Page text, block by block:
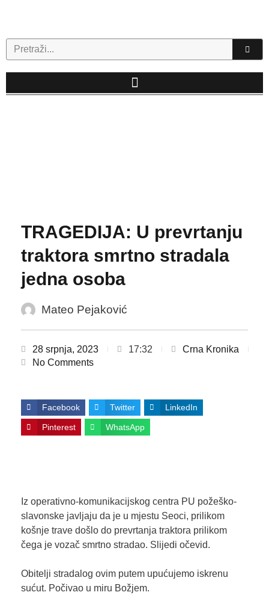
Search
TRAGEDIJA: U prevrtanju
traktora smrtno stradala
jedna osoba
Mateo Pejaković
28 srpnja, 2023 17:32
Crna Kronika
No Comments
Facebook Twitter LinkedIn
Pinterest WhatsApp
Iz operativno-komunikacijskog centra PU požeško-
slavonske javljaju da je u mjestu Seoci, prilikom
košnje trave došlo do prevrtanja traktora prilikom
čega je vozač smrtno stradao. Slijedi očevid.
Obitelji stradalog ovim putem upućujemo iskrenu
sućut. Počivao u miru Božjem.